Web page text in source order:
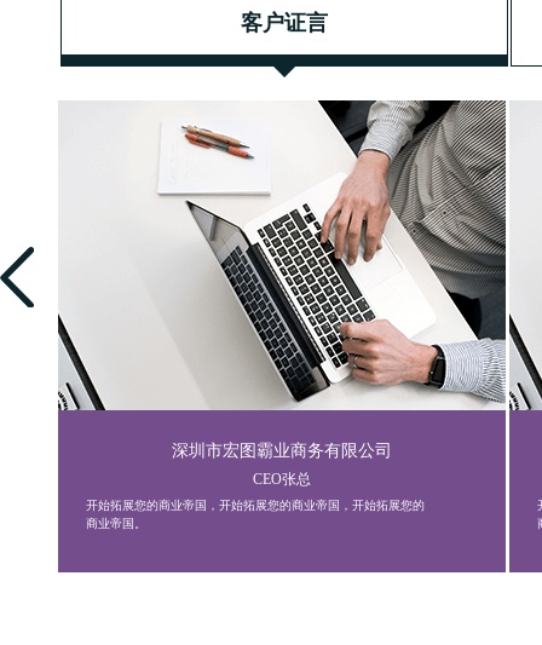
客户证言
深圳市宏图霸业商务有限公司
CEO张总
开始拓展您的商业帝国，开始拓展您的商业帝国，开始拓展您的
商业帝国。